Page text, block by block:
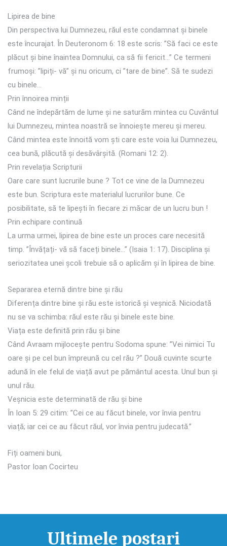
Lipirea de bine
Din perspectiva lui Dumnezeu, răul este condamnat și binele
este încurajat. În Deuteronom 6: 18 este scris: ”Să faci ce este
plăcut și bine înaintea Domnului, ca să fii fericit…” Ce termeni
frumoși: ”lipiți- vă” și nu oricum, ci ”tare de bine”. Să te sudezi
cu binele…
Prin înnoirea minții
Când ne îndepărtăm de lume și ne saturăm mintea cu Cuvântul
lui Dumnezeu, mintea noastră se înnoiește mereu și mereu.
Când mintea este înnoită vom ști care este voia lui Dumnezeu,
cea bună, plăcută și desăvârșită. (Romani 12: 2).
Prin revelația Scripturii
Oare care sunt lucrurile bune ? Tot ce vine de la Dumnezeu
este bun. Scriptura este materialul lucrurilor bune. Ce
posibilitate, să te lipești în fiecare zi măcar de un lucru bun !
Prin echipare continuă
La urma urmei, lipirea de bine este un proces care necesită
timp. ”Învățați- vă să faceți binele…” (Isaia 1: 17). Disciplina și
seriozitatea unei școli trebuie să o aplicăm și în lipirea de bine.
Separarea eternă dintre bine și rău
Diferența dintre bine și rău este istorică și veșnică. Niciodată
nu se va schimba: răul este rău și binele este bine.
Viața este definită prin rău și bine
Când Avraam mijlocește pentru Sodoma spune: ”Vei nimici Tu
oare și pe cel bun împreună cu cel rău ?” Două cuvinte scurte
adună în ele felul de viață avut pe pământul acesta. Unul bun și
unul rău.
Veșnicia este determinată de rău și bine
În Ioan 5: 29 citim: ”Cei ce au făcut binele, vor învia pentru
viață; iar cei ce au făcut răul, vor învia pentru judecată.”
Fiți oameni buni,
Pastor Ioan Cocirteu
Ultimele postari